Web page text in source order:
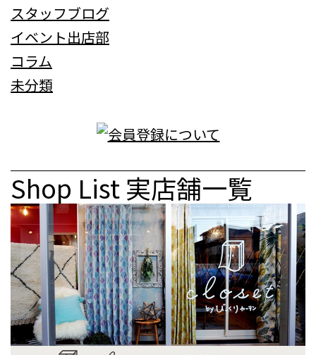
スタッフブログ
イベント出店部
コラム
未分類
Shop List実店舗一覧